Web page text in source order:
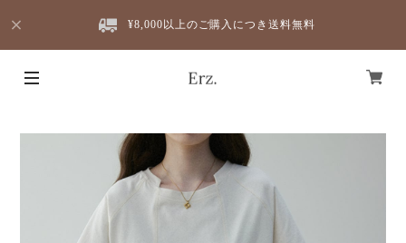
¥8,000以上のご購入につき送料無料